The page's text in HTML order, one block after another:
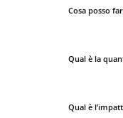
Cosa posso
Qual è la
Qual è